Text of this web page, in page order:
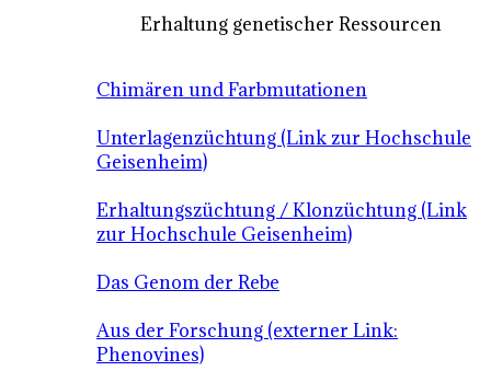
Erhaltung genetischer Ressourcen
Chimären und Farbmutationen
Unterlagenzüchtung (Link zur Hochschule
Geisenheim)
Erhaltungszüchtung / Klonzüchtung (Link
zur Hochschule Geisenheim)
Das Genom der Rebe
Aus der Forschung (externer Link:
Phenovines)